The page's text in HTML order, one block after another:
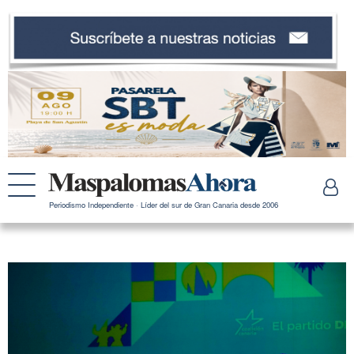
Periodismo Independiente · Líder del sur de Gran Canaria desde 2006